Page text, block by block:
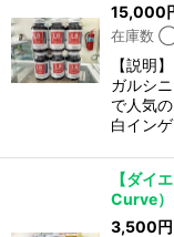
15,000
在庫数
【説明
ガルシ
で人気
白イン
【ダイ
Curve
3,500円